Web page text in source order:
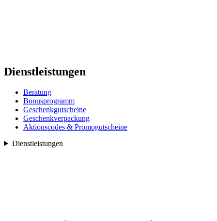
Dienstleistungen
Beratung
Bonusprogramm
Geschenkgutscheine
Geschenkverpackung
Aktionscodes & Promogutscheine
Dienstleistungen